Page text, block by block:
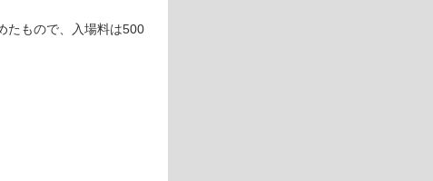
たもので、入場料は500